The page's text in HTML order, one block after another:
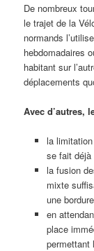
De nombreux
le trajet de la
normands
hebdomadaires
habitant sur
déplacements
Avec d’autres,
la
se fait déjà
la fusion
mixte
une
en
place
permettant